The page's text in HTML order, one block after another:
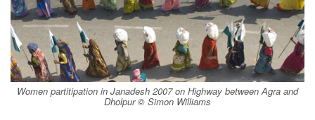
Women partitipation in Janadesh 2007 on Highway between Agra and
Dholpur © Simon Williams